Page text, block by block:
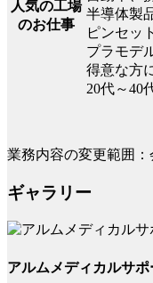
人気の工場
のお仕事
半導体製
ピンセッ
プラモデ
得意な方
20代～40
業務内容の変更範囲
ギャラリー
アルムメディカルサポ